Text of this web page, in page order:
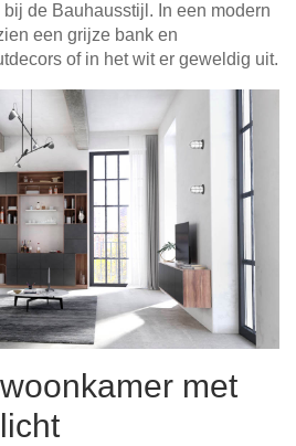
de Bauhausstijl. In een modern
een grijze bank en
of in het wit er geweldig uit.
met